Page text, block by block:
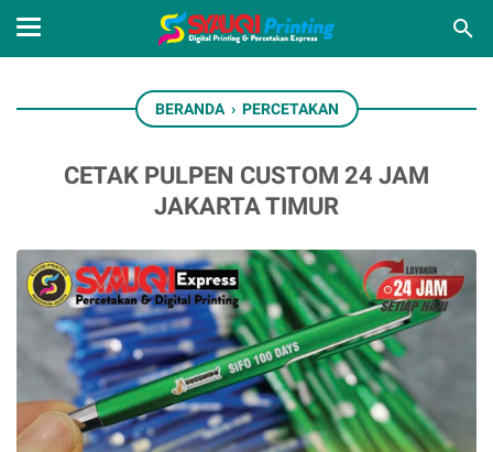
BERANDA › PERCETAKAN
CETAK PULPEN CUSTOM 24 JAM
JAKARTA TIMUR